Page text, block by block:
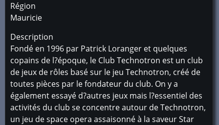
Région
Mauricie
Description
Fondé en 1996 par Patrick Loranger et quelques
copains de l?époque, le Club Technotron est un club
de jeux de rôles basé sur le jeu Technotron, créé de
toutes pièces par le fondateur du club. On y a
également essayé d?autres jeux mais l?essentiel des
activités du club se concentre autour de Technotron,
un jeu de space opera assaisonné à la saveur Star